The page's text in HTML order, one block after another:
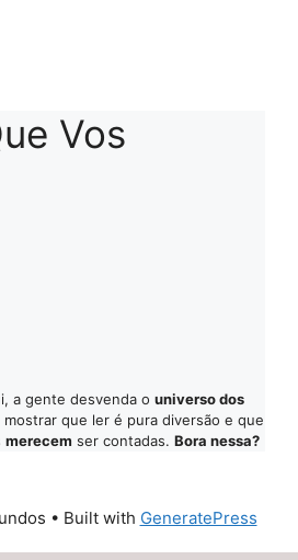
Vos
a gente desvenda o universo dos
que ler é pura diversão e que
merecem ser contadas. Bora nessa?
• Built with GeneratePress